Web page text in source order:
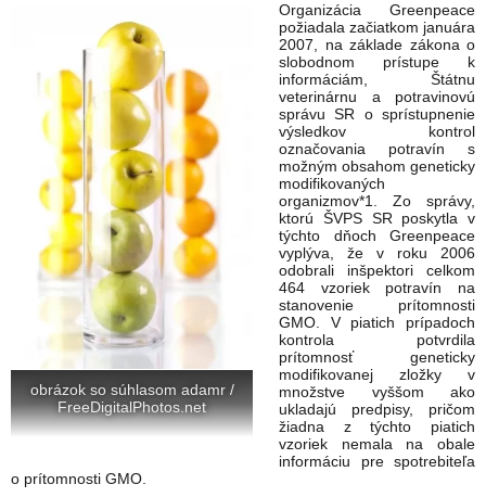
obrázok so súhlasom adamr /
FreeDigitalPhotos.net
Organizácia Greenpeace
požiadala začiatkom januára
2007, na základe zákona o
slobodnom prístupe k
informáciám, Štátnu
veterinárnu a potravinovú
správu SR o sprístupnenie
výsledkov kontrol
označovania potravín s
možným obsahom geneticky
modifikovaných
organizmov*1. Zo správy,
ktorú ŠVPS SR poskytla v
týchto dňoch Greenpeace
vyplýva, že v roku 2006
odobrali inšpektori celkom
464 vzoriek potravín na
stanovenie prítomnosti
GMO. V piatich prípadoch
kontrola potvrdila
prítomnosť geneticky
modifikovanej zložky v
množstve vyššom ako
ukladajú predpisy, pričom
žiadna z týchto piatich
vzoriek nemala na obale
informáciu pre spotrebiteľa
o prítomnosti GMO.